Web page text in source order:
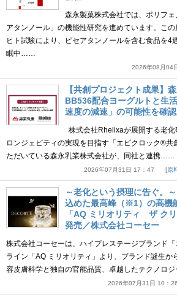
森永製菓株式会社では、ポリフ
アタンノール」の機能性研究を進めています。こ
ヒト試験により、ピセアタンノールを含む食品を4
眠中……
2026年08月04
【共創プロジェクト成果】
BB536配合ヨーグルトと生
速度の減速」の可能性を確
株式会社Rhelixaが展開する老化
ロンジェビティの実現を目指す「エピクロック®共
ただいている森永乳業株式会社が、同社と連携……
2026年07月31日 17：47 原
～老化という摂理に告ぐ。
込めた最高峰（※1）の高機
「AQ ミリオリティ ザ ク
発売／株式会社コーセー
株式会社コーセーは、ハイプレステージブランド
ライン「AQ ミリオリティ」より、ブランド誕生か
容皮膚科学と独自の官能品質、卓越したテクノロ
2026年07月31日 10：26